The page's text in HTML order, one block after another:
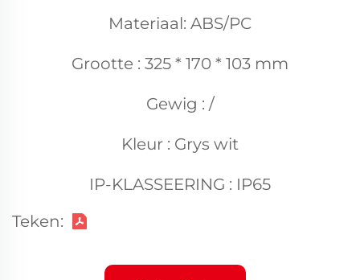
Materiaal: ABS/PC
Grootte : 325 * 170 * 103 mm
Gewig : /
Kleur : Grys wit
IP-KLASSEERING : IP65
Teken: